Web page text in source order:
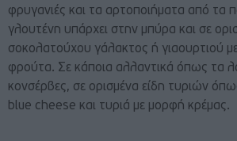
φρυγανιές και τα αρτοποιήματα από τα
γλουτένη υπάρχει στην μπύρα και σε
σοκολατούχου γάλακτος ή γιαουρτιού
φρούτα. Σε κάποια αλλαντικά όπως τα
κονσέρβες, σε ορισμένα είδη τυριών
blue cheese και τυριά με μορφή κρέμας.